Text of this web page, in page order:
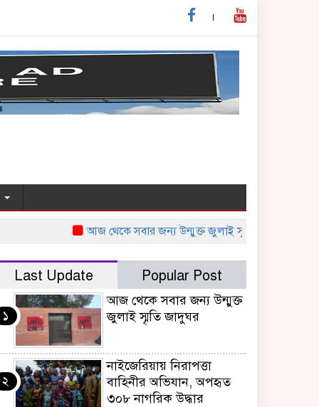
আজ থেকে সবার জন্য উন্মুক্ত জুলাই স্মৃতি জাদুঘর
Last Update Popular Post
১
আজ থেকে সবার জন্য উন্মুক্ত
জুলাই স্মৃতি জাদুঘর
২
নাইজেরিয়ায় নিরাপত্তা
বাহিনীর অভিযান, অপহৃত
৩০৮ নাগরিক উদ্ধার